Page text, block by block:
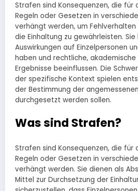
Strafen sind Konsequenzen, die für
Regeln oder Gesetzen in
verhängt werden, um
die Einhaltung zu gewährleisten.
Auswirkungen auf Einzelpersonen
haben und rechtliche,
Ergebnisse beeinflussen. Die
der spezifische Kontext spielen
der Bestimmung der
durchgesetzt werden sollen.
Was sind Strafen?
Strafen sind Konsequenzen, die für
Regeln oder Gesetzen in
verhängt werden. Sie dienen als
Mittel zur Durchsetzung der